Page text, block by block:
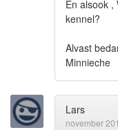
En alsook ,
kennel?
Alvast
Minnieche
Lars
november